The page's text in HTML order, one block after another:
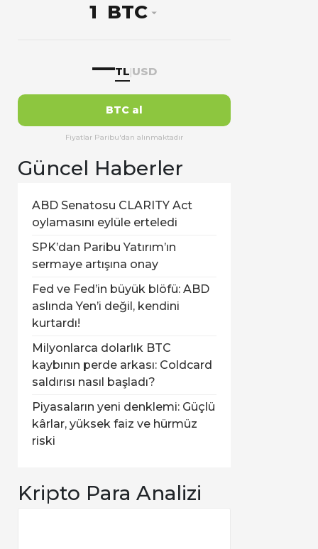
BTC
—TL USD
BTC al
Fiyatlar Paribu'dan alınmaktadır
Güncel Haberler
ABD Senatosu CLARITY Act
oylamasını eylüle erteledi
SPK’dan Paribu Yatırım’ın
sermaye artışına onay
Fed ve Fed’in büyük blöfü: ABD
aslında Yen’i değil, kendini
kurtardı!
Milyonlarca dolarlık BTC
kaybının perde arkası: Coldcard
saldırısı nasıl başladı?
Piyasaların yeni denklemi: Güçlü
kârlar, yüksek faiz ve hürmüz
riski
Kripto Para Analizi